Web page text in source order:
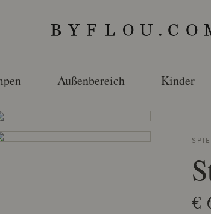
Außenbereich Kinder
€